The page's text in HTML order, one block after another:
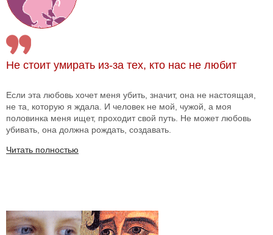
Не стоит умирать из-за тех, кто нас не любит
Если эта любовь хочет меня убить, значит, она не настоящая,
не та, которую я ждала. И человек не мой, чужой, а моя
половинка меня ищет, проходит свой путь. Не может любовь
убивать, она должна рождать, создавать.
Читать полностью